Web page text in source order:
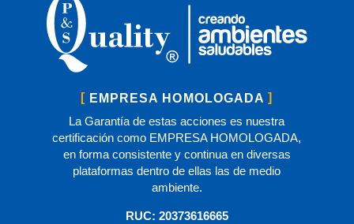
EMPRESA HOMOLOGADA
La Garantía de estas acciones es nuestra
certificación como EMPRESA HOMOLOGADA,
en forma consistente y continua en diversas
plataformas dentro de ellas las de medio
ambiente.
RUC: 20373616665